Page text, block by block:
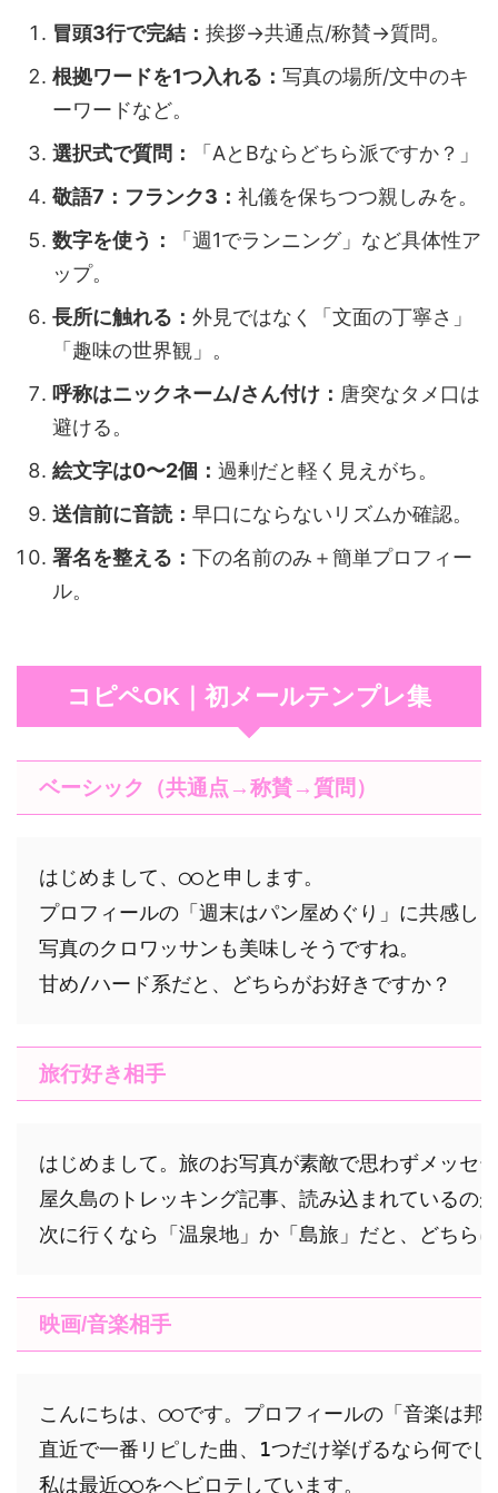
冒頭3行で完結： 挨拶→共通点/称賛→質問。
根拠ワードを1つ入れる： 写真の場所/文中のキ
ーワードなど。
選択式で質問：
「AとBならどちら派ですか？」
敬語7：フランク3： 礼儀を保ちつつ親しみを。
数字を使う：
「週1でランニング」など具体性ア
ップ。
長所に触れる： 外見ではなく「文面の丁寧さ」
「趣味の世界観」。
呼称はニックネーム/さん付け： 唐突なタメ口は
避ける。
絵文字は0〜2個： 過剰だと軽く見えがち。
送信前に音読： 早口にならないリズムか確認。
署名を整える： 下の名前のみ＋簡単プロフィー
ル。
コピペOK｜初メールテンプレ集
ベーシック（共通点→称賛→質問）
はじめまして、◯◯と申します。
プロフィールの「週末はパン屋めぐり」に共感し
写真のクロワッサンも美味しそうですね。
旅行好き相手
はじめまして。旅のお写真が素敵で思わずメッセ
屋久島のトレッキング記事、読み込まれているの
映画/音楽相手
こんにちは、◯◯です。プロフィールの「音楽は邦
直近で一番リピした曲、1つだけ挙げるなら何でし